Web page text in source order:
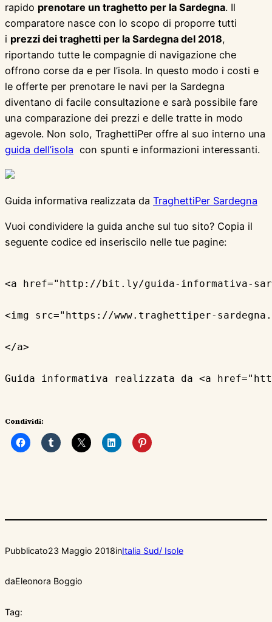
rapido prenotare un traghetto per la Sardegna. Il
comparatore nasce con lo scopo di proporre tutti
i prezzi dei traghetti per la Sardegna del 2018,
riportando tutte le compagnie di navigazione che
offrono corse da e per l’isola. In questo modo i costi e
le offerte per prenotare le navi per la Sardegna
diventano di facile consultazione e sarà possibile fare
una comparazione dei prezzi e delle tratte in modo
agevole. Non solo, TraghettiPer offre al suo interno una
guida dell’isola con spunti e informazioni interessanti.
Guida informativa realizzata da TraghettiPer Sardegna
Vuoi condividere la guida anche sul tuo sito? Copia il
seguente codice ed inseriscilo nelle tue pagine:
<a href="http://bit.ly/guida-informativa-
<img src="https://www.traghettiper-
</a>
Guida informativa realizzata da <a
Condividi:
Pubblicato23 Maggio 2018inItalia Sud/ Isole
daEleonora Boggio
Tag: